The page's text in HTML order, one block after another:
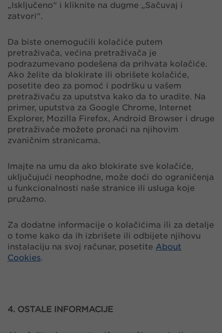
„Isključeno“ i kliknite na dugme „Sačuvaj i
zatvori“.
Da biste onemogućili kolačiće putem
pretraživača, većina pretraživača je
podrazumevano podešena da prihvata kolačiće.
Ako želite da blokirate ili obrišete kolačiće,
posetite deo za pomoć i podršku u vašem
pretraživaču za uputstva kako da to uradite. Na
primer, uputstva za Google Chrome, Internet
Explorer, Mozilla Firefox, Android Browser i druge
pretraživače možete pronaći na njihovim
zvaničnim stranicama.
Imajte na umu da ako blokirate sve kolačiće,
uključujući neophodne, može doći do ograničenja
u funkcionalnosti naše stranice ili usluga koje
pružamo.
Za dodatne informacije o kolačićima ili za detalje
o tome kako da ih izbrišete ili odbijete njihovu
instalaciju na svoj računar, posetite About
Cookies.
4. OSTALE INFORMACIJE